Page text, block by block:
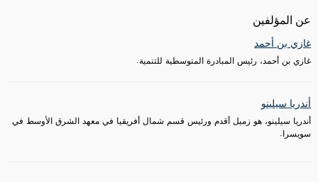
عن المؤلفين
غازي بن أحمد
غازي بن أحمد، رئيس المبادرة المتوسطية للتنمية.
أندريا سيلينو
أندريا سيلينو، هو زميل أقدم ورئيس قسم شمال أفريقيا في معهد الشرق الأوسط في
سويسرا.